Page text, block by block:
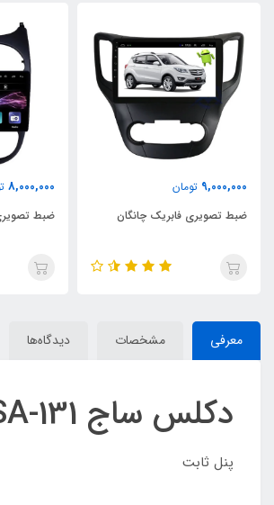
9,000,000 تومان
ضبط تصویری فابریک چانگان
8,000,000
ضبط تصویری
معرفی مشخصات دیدگاه‌ها
دکلس ساج SA-131
پنل ثابت